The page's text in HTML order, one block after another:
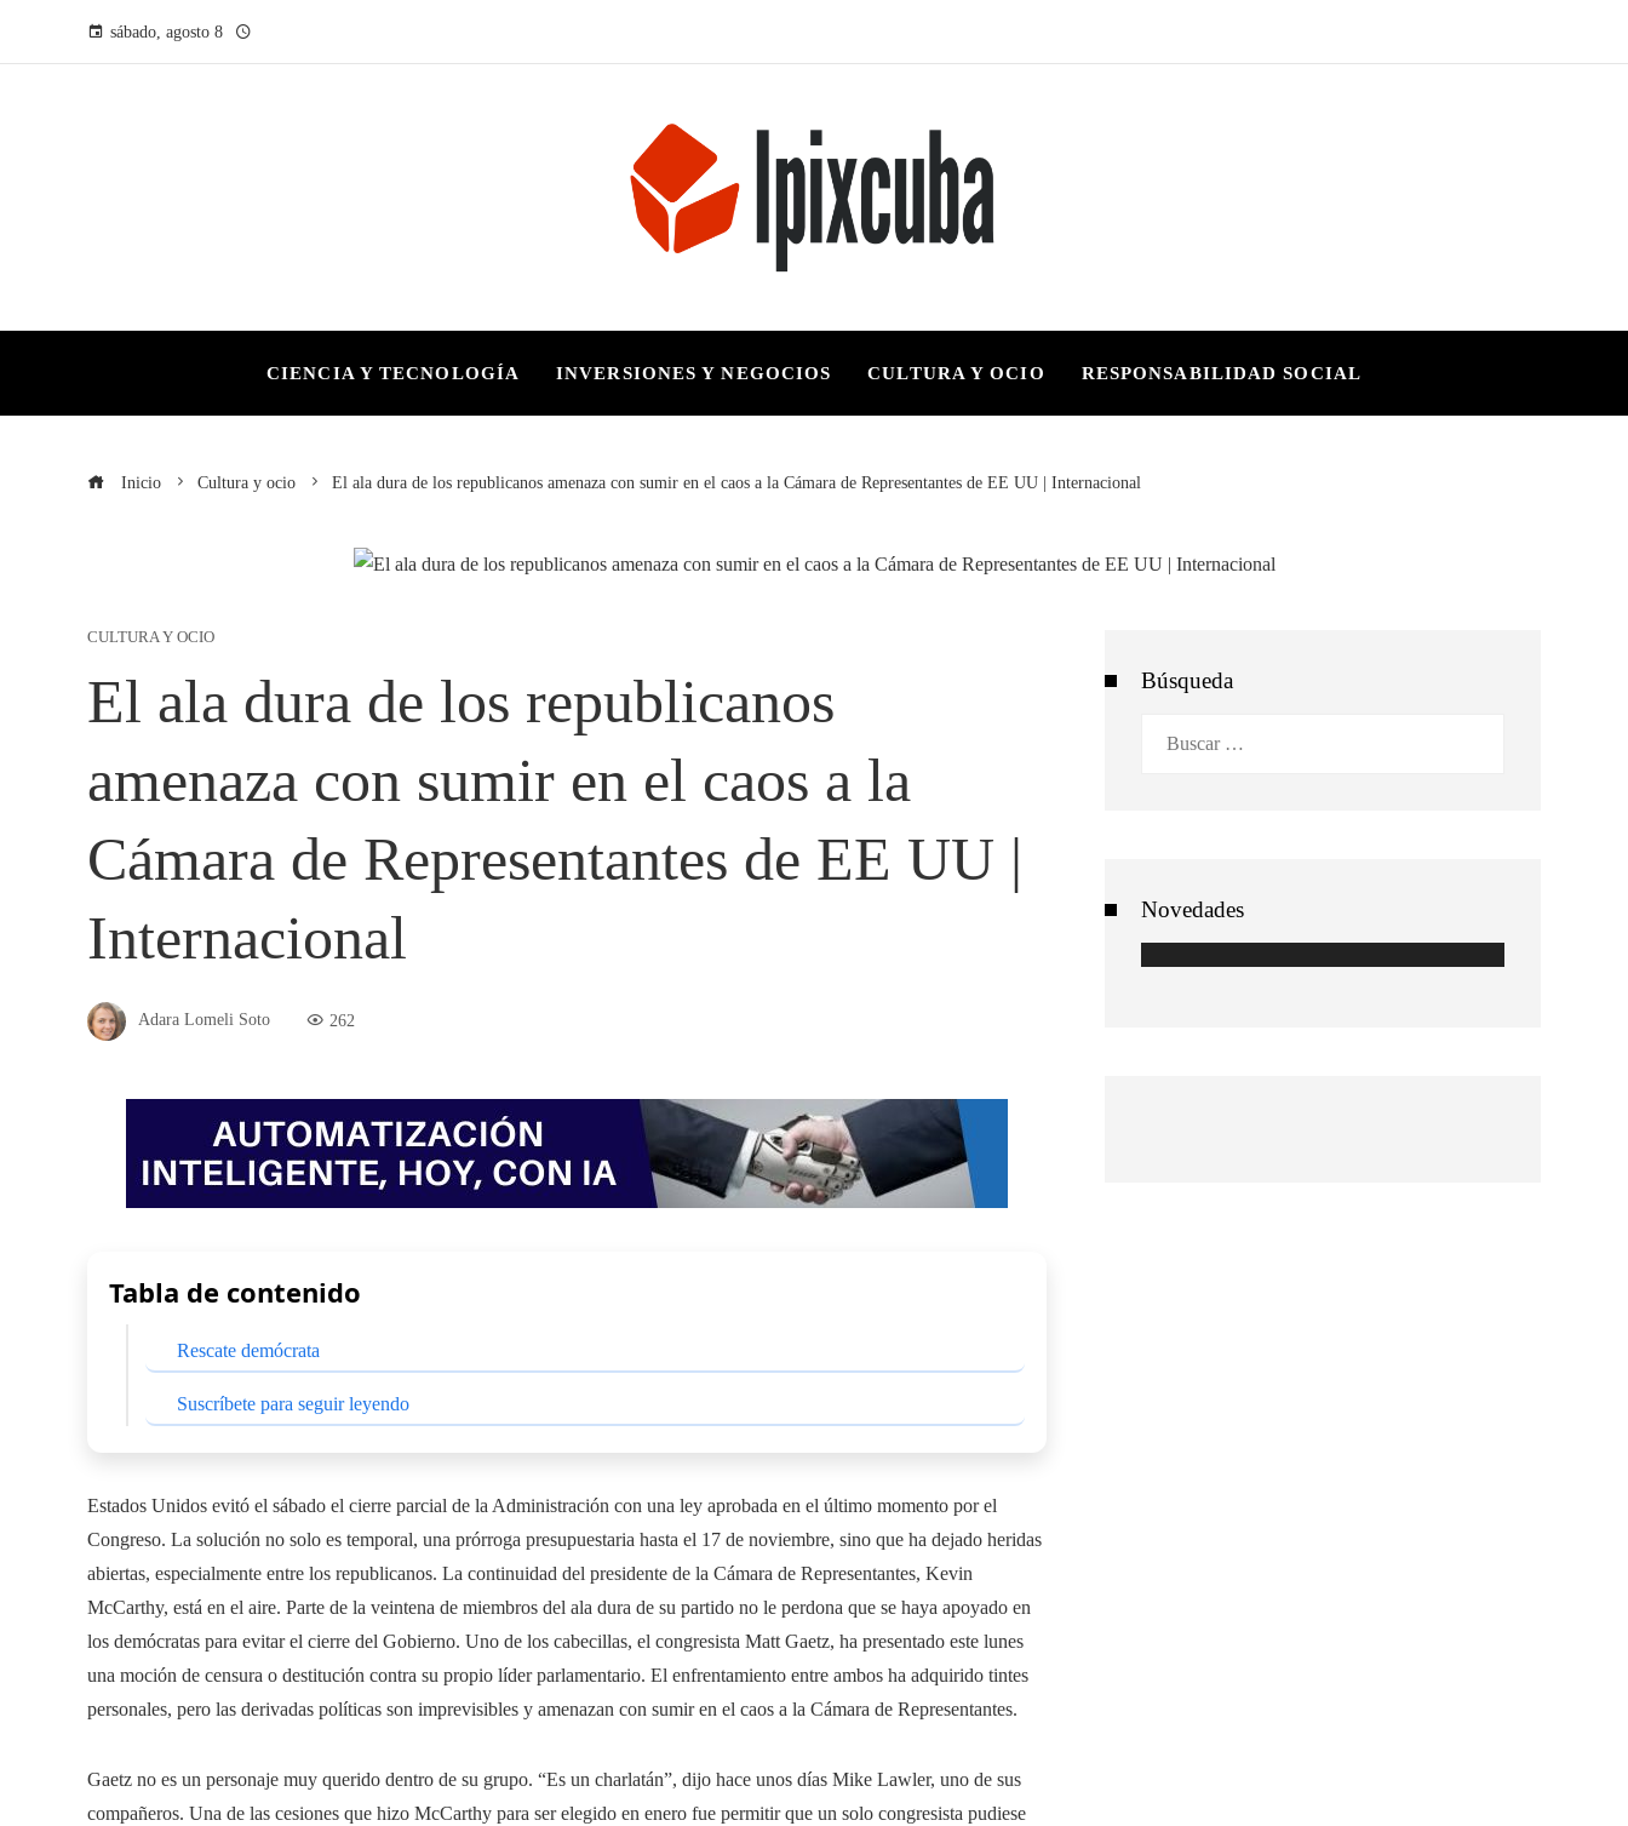
sábado, agosto 8
CIENCIA Y TECNOLOGÍA INVERSIONES Y NEGOCIOS CULTURA Y OCIO RESPONSABILIDAD SOCIAL
Inicio Cultura y ocio El ala dura de los republicanos amenaza con sumir en el caos a la Cámara de Representantes de EE UU | Internacional
CULTURA Y OCIO
El ala dura de los republicanos
amenaza con sumir en el caos a la
Cámara de Representantes de EE UU |
Internacional
Adara Lomeli Soto 262
Tabla de contenido
Rescate demócrata
Suscríbete para seguir leyendo
Estados Unidos evitó el sábado el cierre parcial de la Administración con una ley aprobada en el último momento por el
Congreso. La solución no solo es temporal, una prórroga presupuestaria hasta el 17 de noviembre, sino que ha dejado heridas
abiertas, especialmente entre los republicanos. La continuidad del presidente de la Cámara de Representantes, Kevin
McCarthy, está en el aire. Parte de la veintena de miembros del ala dura de su partido no le perdona que se haya apoyado en
los demócratas para evitar el cierre del Gobierno. Uno de los cabecillas, el congresista Matt Gaetz, ha presentado este lunes
una moción de censura o destitución contra su propio líder parlamentario. El enfrentamiento entre ambos ha adquirido tintes
personales, pero las derivadas políticas son imprevisibles y amenazan con sumir en el caos a la Cámara de Representantes.
Gaetz no es un personaje muy querido dentro de su grupo. “Es un charlatán”, dijo hace unos días Mike Lawler, uno de sus
compañeros. Una de las cesiones que hizo McCarthy para ser elegido en enero fue permitir que un solo congresista pudiese
Búsqueda
Novedades